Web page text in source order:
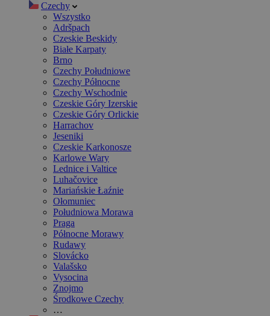
Czechy
Wszystko
Adršpach
Czeskie Beskidy
Białe Karpaty
Brno
Czechy Południowe
Czechy Północne
Czechy Wschodnie
Czeskie Góry Izerskie
Czeskie Góry Orlickie
Harrachov
Jeseniki
Czeskie Karkonosze
Karlowe Wary
Lednice i Valtice
Luhačovice
Mariańskie Łaźnie
Ołomuniec
Południowa Morawa
Praga
Północne Morawy
Rudawy
Slovácko
Valašsko
Vysocina
Znojmo
Środkowe Czechy
…